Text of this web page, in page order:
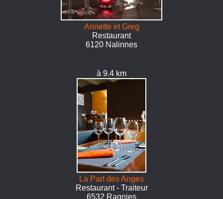
Annette et Greg
Restaurant
6120 Nalinnes
à 9.4 km
La Part des Anges
Restaurant - Traiteur
6532 Ragnies